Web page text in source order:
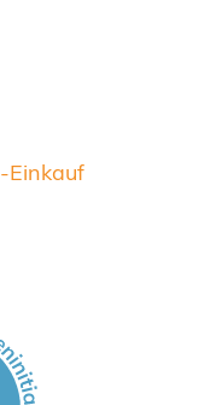
Einkauf